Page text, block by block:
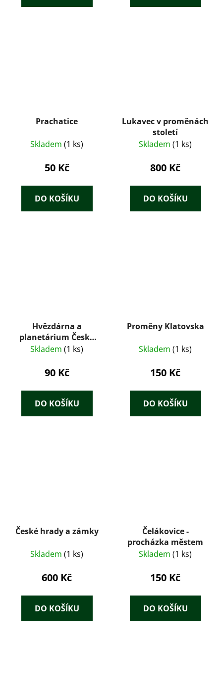
Prachatice
Skladem (1 ks)
50 Kč
DO KOŠÍKU
Lukavec v proměnách
století
Skladem (1 ks)
800 Kč
DO KOŠÍKU
Hvězdárna a
planetárium České
Budějovice
Skladem (1 ks)
90 Kč
DO KOŠÍKU
Proměny Klatovska
Skladem (1 ks)
150 Kč
DO KOŠÍKU
České hrady a zámky
Skladem (1 ks)
600 Kč
DO KOŠÍKU
Čelákovice -
procházka městem
Skladem (1 ks)
150 Kč
DO KOŠÍKU